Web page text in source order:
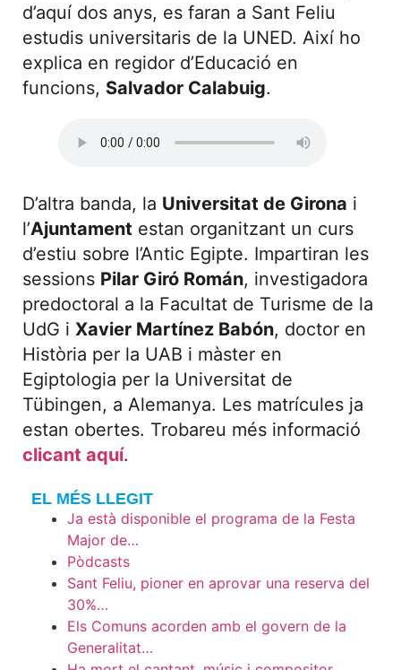
d’aquí dos anys, es faran a Sant Feliu
estudis universitaris de la UNED. Així ho
explica en regidor d’Educació en
funcions, Salvador Calabuig.
D’altra banda, la Universitat de Girona i
l’Ajuntament estan organitzant un curs
d’estiu sobre l’Antic Egipte. Impartiran les
sessions Pilar Giró Román, investigadora
predoctoral a la Facultat de Turisme de la
UdG i Xavier Martínez Babón, doctor en
Història per la UAB i màster en
Egiptologia per la Universitat de
Tübingen, a Alemanya. Les matrícules ja
estan obertes. Trobareu més informació
clicant aquí.
EL MÉS LLEGIT
Ja està disponible el programa de la Festa
Major de…
Pòdcasts
Sant Feliu, pioner en aprovar una reserva del
30%…
Els Comuns acorden amb el govern de la
Generalitat…